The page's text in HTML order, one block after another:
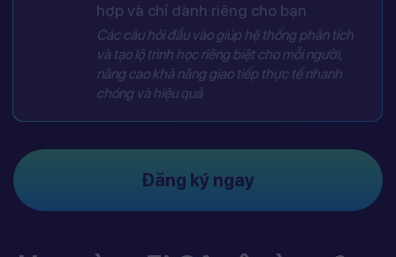
hợp và chỉ dành riêng cho bạn
Các câu hỏi đầu vào giúp hệ thống phân tích
và tạo lộ trình học riêng biệt cho mỗi người,
nâng cao khả năng giao tiếp thực tế nhanh
chóng và hiệu quả
Đăng ký ngay